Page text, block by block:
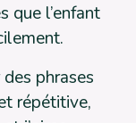
que l’enfant
phrases
répétitive,